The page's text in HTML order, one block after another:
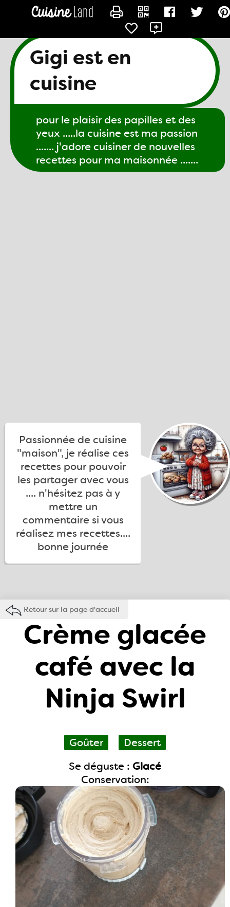
Gigi est en
cuisine
pour le plaisir des papilles et des
yeux .....la cuisine est ma passion
....... j'adore cuisiner de nouvelles
recettes pour ma maisonnée .......
Passionnée de cuisine
"maison", je réalise ces
recettes pour pouvoir
les partager avec vous
.... n'hésitez pas à y
mettre un
commentaire si vous
réalisez mes recettes....
bonne journée
Retour sur la page d'accueil
Crème glacée
café avec la
Ninja Swirl
Goûter
Dessert
Se déguste : Glacé
Conservation:
CONTACTER GIGI61